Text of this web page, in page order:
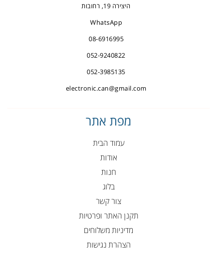
היצירה 19, רחובות
WhatsApp
08-6916995
052-9240822
052-3985135
electronic.can@gmail.com
מפת אתר
עמוד הבית
אודות
חנות
בלוג
צור קשר
תקנן האתר ופרטיות
מדיניות משלוחים
הצהרת נגישות